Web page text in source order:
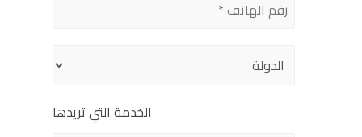
الخدمة التي تريدها